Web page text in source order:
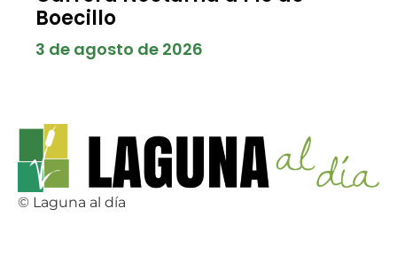
Boecillo
3 de agosto de 2026
© Laguna al día